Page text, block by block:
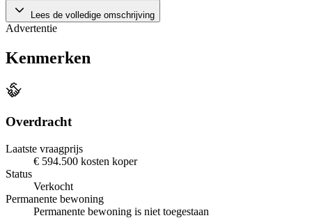
Lees de volledige omschrijving
Advertentie
Kenmerken
Overdracht
Laatste vraagprijs
€ 594.500 kosten koper
Status
Verkocht
Permanente bewoning
Permanente bewoning is niet toegestaan